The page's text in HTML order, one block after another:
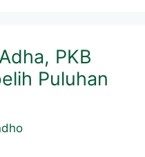
PKB
Puluhan